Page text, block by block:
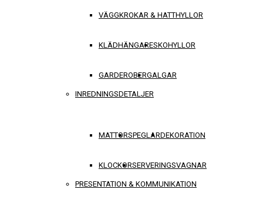
VÄGGKROKAR & HATTHYLLOR
KLÄDHÄNGARESKOHYLLOR
GARDEROBERGALGAR
INREDNINGSDETALJER
MATTORSPEGLARDEKORATION
KLOCKORSERVERINGSVAGNAR
PRESENTATION & KOMMUNIKATION